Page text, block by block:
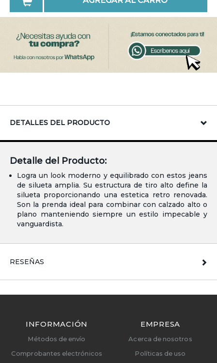
DETALLES DEL PRODUCTO
Detalle del Producto:
Logra un look moderno y equilibrado con estos jeans
de silueta amplia. Su estructura de tiro alto define la
silueta proporcionando una estetica retro renovada.
Son la prenda ideal para combinar con calzado alto o
plano manteniendo siempre un estilo impecable y
vanguardista.
RESEÑAS
INFORMACIÓN
Métodos de envío
Comprobantes electrónicos
EMPRESA
Acerca de nosotros
Políticas de uso